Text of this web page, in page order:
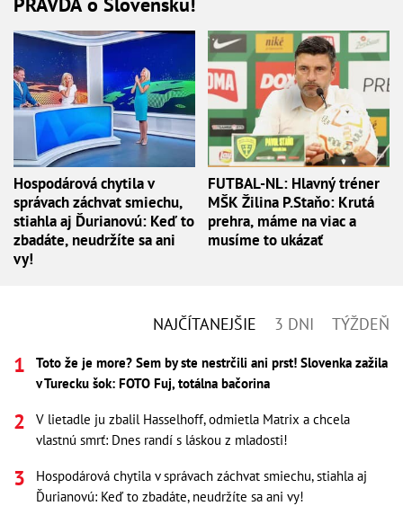
Hospodárová chytila v
správach záchvat smiechu,
stiahla aj Ďurianovú: Keď to
zbadáte, neudržíte sa ani
vy!
FUTBAL-NL: Hlavný tréner
MŠK Žilina P.Staňo: Krutá
prehra, máme na viac a
musíme to ukázať
NAJČÍTANEJŠIE 3 DNI TÝŽDEŇ
Toto že je more? Sem by ste nestrčili ani prst! Slovenka zažila
v Turecku šok: FOTO Fuj, totálna bačorina
V lietadle ju zbalil Hasselhoff, odmietla Matrix a chcela
vlastnú smrť: Dnes randí s láskou z mladosti!
Hospodárová chytila v správach záchvat smiechu, stiahla aj
Ďurianovú: Keď to zbadáte, neudržíte sa ani vy!